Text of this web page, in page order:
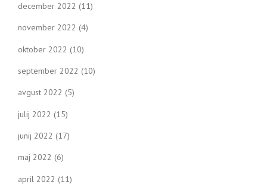
december 2022 (11)
november 2022 (4)
oktober 2022 (10)
september 2022 (10)
avgust 2022 (5)
julij 2022 (15)
junij 2022 (17)
maj 2022 (6)
april 2022 (11)